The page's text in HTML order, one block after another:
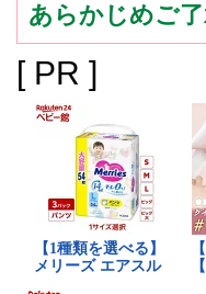
あらかじめご了
[ PR ]